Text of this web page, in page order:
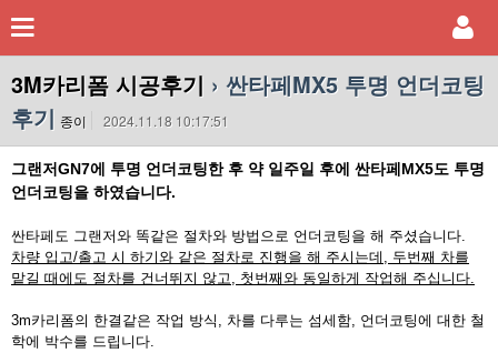
3M카리폼 시공후기 › 싼타페MX5 투명 언더코팅
후기 종이 2024.11.18 10:17:51
그랜저GN7에 투명 언더코팅한 후 약 일주일 후에 싼타페MX5도 투명
언더코팅을 하였습니다.
싼타페도 그랜저와 똑같은 절차와 방법으로 언더코팅을 해 주셨습니다.
차량 입고/출고 시 하기와 같은 절차로 진행을 해 주시는데, 두번째 차를
맡길 때에도 절차를 건너뛰지 않고, 첫번째와 동일하게 작업해 주십니다.
3m카리폼의 한결같은 작업 방식, 차를 다루는 섬세함, 언더코팅에 대한 철
학에 박수를 드립니다.